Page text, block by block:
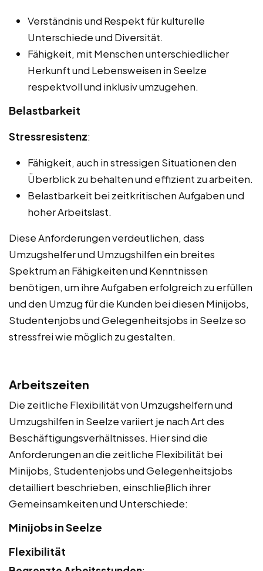
Verständnis und Respekt für kulturelle
Unterschiede und Diversität.
Fähigkeit, mit Menschen unterschiedlicher
Herkunft und Lebensweisen in Seelze
respektvoll und inklusiv umzugehen.
Belastbarkeit
Stressresistenz:
Fähigkeit, auch in stressigen Situationen den
Überblick zu behalten und effizient zu arbeiten.
Belastbarkeit bei zeitkritischen Aufgaben und
hoher Arbeitslast.
Diese Anforderungen verdeutlichen, dass
Umzugshelfer und Umzugshilfen ein breites
Spektrum an Fähigkeiten und Kenntnissen
benötigen, um ihre Aufgaben erfolgreich zu erfüllen
und den Umzug für die Kunden bei diesen Minijobs,
Studentenjobs und Gelegenheitsjobs in Seelze so
stressfrei wie möglich zu gestalten.
Arbeitszeiten
Die zeitliche Flexibilität von Umzugshelfern und
Umzugshilfen in Seelze variiert je nach Art des
Beschäftigungsverhältnisses. Hier sind die
Anforderungen an die zeitliche Flexibilität bei
Minijobs, Studentenjobs und Gelegenheitsjobs
detailliert beschrieben, einschließlich ihrer
Gemeinsamkeiten und Unterschiede:
Minijobs in Seelze
Flexibilität